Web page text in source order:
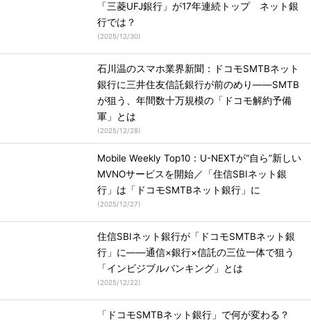
「三菱UFJ銀行」が17年連続トップ ネット銀
行では？
(2025/12/30)
石川温のスマホ業界新聞：ドコモSMTBネット
銀行に三井住友信託銀行が前のめり――SMTB
が狙う、年間数十万規模の「ドコモ解約予備
軍」とは
(2025/12/28)
Mobile Weekly Top10：U-NEXTが“自ら”新しい
MVNOサービスを開始／「住信SBIネット銀
行」は「ドコモSMTBネット銀行」に
(2025/12/27)
住信SBIネット銀行が「ドコモSMTBネット銀
行」に――通信×銀行×信託の三位一体で狙う
「インビジブルバンキング」とは
(2025/12/22)
「ドコモSMTBネット銀行」で何が変わる？